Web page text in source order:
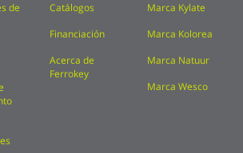
de
Catálogos
Financiación
Acerca de
Ferrokey
Marca Kylate
Marca Kolorea
Marca Natuur
Marca Wesco